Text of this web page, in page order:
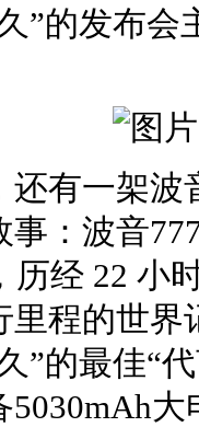
”的发布
有一架波
：波音
历经 22 小
程的世
”的最佳“